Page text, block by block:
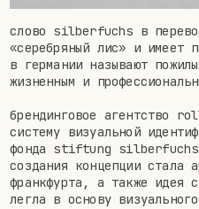
слово silberfuchs в
«серебряный лис» и имеет
в германии называют
жизненным и
брендинговое агентство
систему визуальной
фонда stiftung silberfuchs.
создания концепции стала
франкфурта, а также идея
легла в основу